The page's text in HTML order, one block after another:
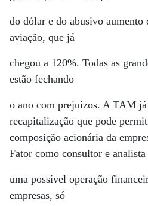
do dólar e do abusivo aumento
aviação, que já
chegou a 120%. Todas as
estão fechando
o ano com prejuízos. A TAM
recapitalização que pode
composição acionária da
Fator como consultor e analista
uma possível operação
empresas, só